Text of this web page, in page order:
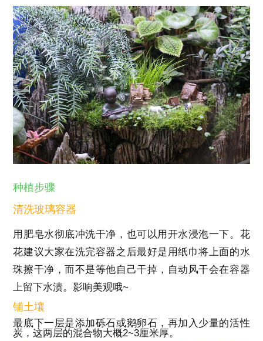
种植步骤
清洗玻璃容器
用肥皂水彻底冲洗干净，也可以用开水浸泡一下。花
花建议大家在洗完容器之后最好是用纸巾将上面的水
珠擦干净，而不是等他自己干掉，自动风干会在容器
上留下水渍。影响美观哦~
铺土壤
最底下一层是添加砾石或鹅卵石，再加入少量的活性
炭，这两层的混合物大概2~3厘米厚。